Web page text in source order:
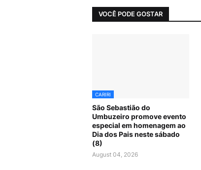
VOCÊ PODE GOSTAR
CARIRI
São Sebastião do
Umbuzeiro promove evento
especial em homenagem ao
Dia dos Pais neste sábado
(8)
August 04, 2026